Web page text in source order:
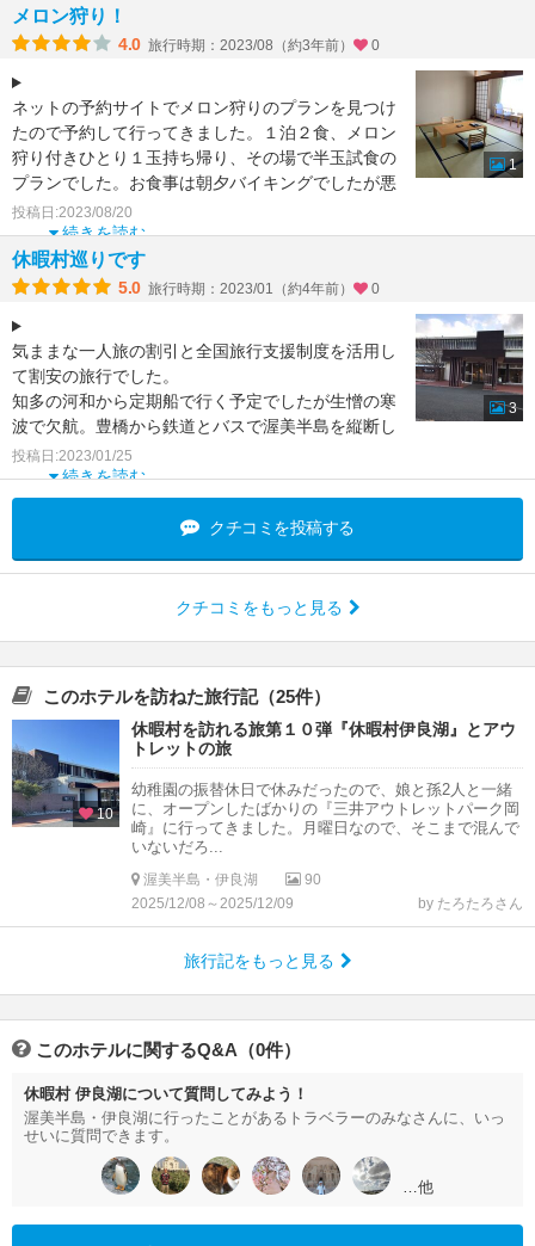
予約は父がしたの
メロン狩り！
4.0 旅行時期：2023/08（約3年前） 0
ネットの予約サイトでメロン狩りのプランを見つけ
たので予約して行ってきました。１泊２食、メロン
狩り付きひとり１玉持ち帰り、その場で半玉試食の
プランでした。お食事は朝夕バイキングでしたが悪
くはなかったです
続きを読む
投稿日:2023/08/20
1
休暇村巡りです
5.0 旅行時期：2023/01（約4年前） 0
気ままな一人旅の割引と全国旅行支援制度を活用し
て割安の旅行でした。
知多の河和から定期船で行く予定でしたが生憎の寒
波で欠航。豊橋から鉄道とバスで渥美半島を縦断し
ました。夜は寒くてエアコンをつけっぱな
続きを読む
投稿日:2023/01/25
3
クチコミを投稿する
クチコミをもっと見る
このホテルを訪ねた旅行記（25件）
10
休暇村を訪れる旅第１０弾『休暇村伊良湖』とアウ
トレットの旅
幼稚園の振替休日で休みだったので、娘と孫2人と一緒
に、オープンしたばかりの『三井アウトレットパーク岡
崎』に行ってきました。月曜日なので、そこまで混んで
いないだろ...
渥美半島・伊良湖
90
2025/12/08～2025/12/09
by たろたろさん
旅行記をもっと見る
このホテルに関するQ&A（0件）
休暇村 伊良湖について質問してみよう！
渥美半島・伊良湖に行ったことがあるトラベラーのみなさんに、いっ
せいに質問できます。
…他